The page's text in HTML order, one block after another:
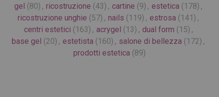
gel (80) , ricostruzione (43) , cartine (9) , estetica (178) ,
ricostruzione unghie (57) , nails (119) , estrosa (141) ,
centri estetici (163) , acrygel (13) , dual form (15) ,
base gel (20) , estetista (160) , salone di bellezza (172) ,
prodotti estetica (89)